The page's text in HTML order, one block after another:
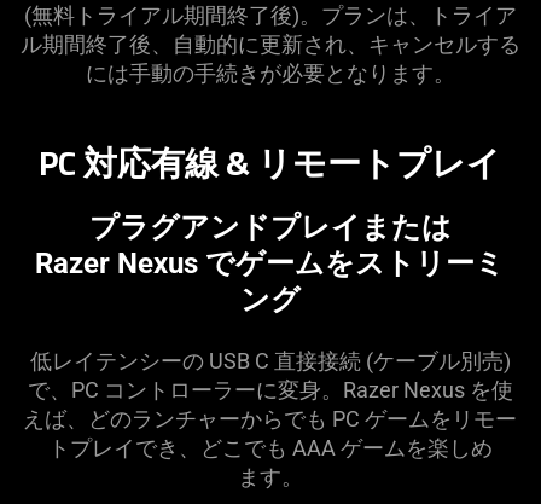
(無料トライアル期間終了後)。プランは、トライア
ル期間終了後、自動的に更新され、キャンセルする
には手動の手続きが必要となり ます。
PC 対応有線 & リモートプレイ
プラグアンドプレイまたは
Razer Nexus でゲームをストリーミ
ング
低レイテンシーの USB C 直接接続 (ケーブル別売)
で、PC コントローラーに変身。Razer Nexus を使
えば、どのランチャーからでも PC ゲームをリモー
トプレイでき、どこでも AAA ゲームを楽しめ
ます。